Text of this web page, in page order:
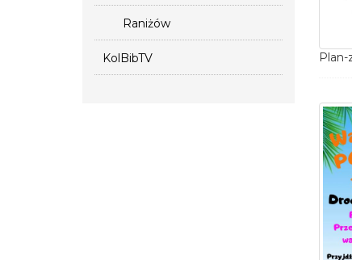
Raniżów
KolBibTV